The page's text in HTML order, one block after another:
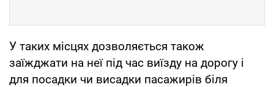
У таких місцях дозволяється також
заїжджати на неї під час виїзду на дорогу і
для посадки чи висадки пасажирів біля